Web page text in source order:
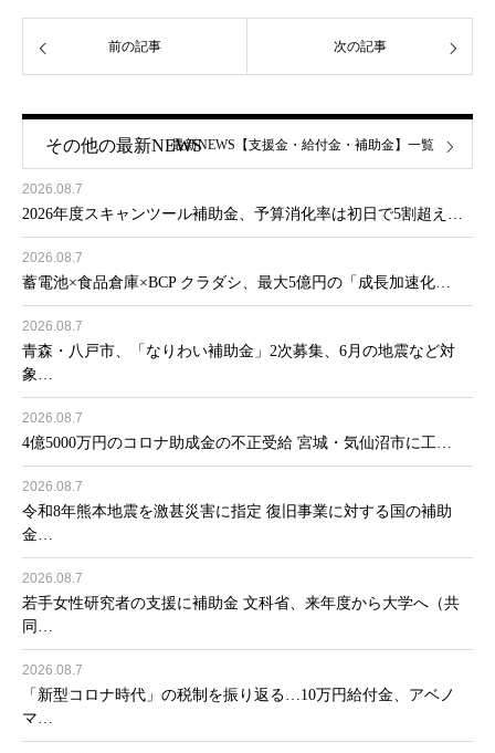
前の記事 次の記事
その他の最新NEWS
2026.08.7
2026年度スキャンツール補助金、予算消化率は初日で5割超え…
2026.08.7
蓄電池×食品倉庫×BCP クラダシ、最大5億円の「成長加速化…
2026.08.7
青森・八戸市、「なりわい補助金」2次募集、6月の地震など対
象…
2026.08.7
4億5000万円のコロナ助成金の不正受給 宮城・気仙沼市に工…
2026.08.7
令和8年熊本地震を激甚災害に指定 復旧事業に対する国の補助
金…
2026.08.7
若手女性研究者の支援に補助金 文科省、来年度から大学へ（共
同…
2026.08.7
「新型コロナ時代」の税制を振り返る…10万円給付金、アベノ
マ…
最新NEWS【支援金・給付金・補助金】一覧